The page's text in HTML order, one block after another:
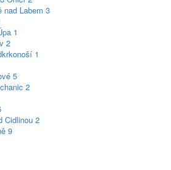
nad Labem 3
1
2
1
5
2
Cidlinou 2
9